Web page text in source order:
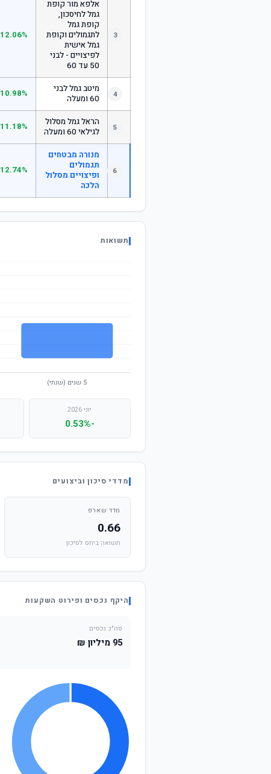
3
אלפא מור קופת
גמל לחיסכון,
קופת גמל
לתגמולים וקופת
גמל אישית
לפיצויים - לבני
50 עד 60
12.06%
4
מיטב גמל לבני
60 ומעלה
10.98%
5
הראל גמל מסלול
לגילאי 60 ומעלה
11.18%
6
מנורה מבטחים
תגמולים
ופיצויים מסלול
הלכה
12.74%
תשואות
יוני 2026
-0.53%
מדדי סיכון וביצועים
מדד שארפ
0.66
תשואה ביחס לסיכון
היקף נכסים ופירוט השקעות
סה"כ נכסים
95 מיליון ₪